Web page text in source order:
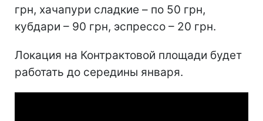
грн, хачапури сладкие – по 50 грн,
кубдари – 90 грн, эспрессо – 20 грн.
Локация на Контрактовой площади будет
работать до середины января.